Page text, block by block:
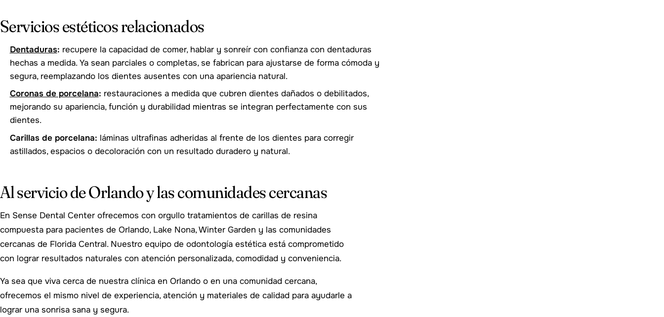
Servicios estéticos relacionados
Dentaduras: recupere la capacidad de comer, hablar y sonreír con confianza con dentaduras
hechas a medida. Ya sean parciales o completas, se fabrican para ajustarse de forma cómoda y
segura, reemplazando los dientes ausentes con una apariencia natural.
Coronas de porcelana: restauraciones a medida que cubren dientes dañados o debilitados,
mejorando su apariencia, función y durabilidad mientras se integran perfectamente con sus
dientes.
Carillas de porcelana: láminas ultrafinas adheridas al frente de los dientes para corregir
astillados, espacios o decoloración con un resultado duradero y natural.
Al servicio de Orlando y las comunidades cercanas
En Sense Dental Center ofrecemos con orgullo tratamientos de carillas de resina
compuesta para pacientes de Orlando, Lake Nona, Winter Garden y las comunidades
cercanas de Florida Central. Nuestro equipo de odontología estética está comprometido
con lograr resultados naturales con atención personalizada, comodidad y conveniencia.
Ya sea que viva cerca de nuestra clínica en Orlando o en una comunidad cercana,
ofrecemos el mismo nivel de experiencia, atención y materiales de calidad para ayudarle a
lograr una sonrisa sana y segura.